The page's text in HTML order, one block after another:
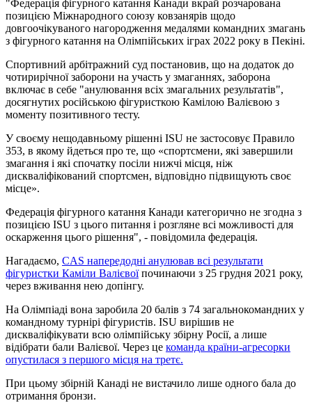
"Федерація фігурного катання Канади вкрай розчарована
позицією Міжнародного союзу ковзанярів щодо
довгоочікуваного нагородження медалями командних змагань
з фігурного катання на Олімпійських іграх 2022 року в Пекіні.
Спортивний арбітражний суд постановив, що на додаток до
чотирирічної заборони на участь у змаганнях, заборона
включає в себе "анулювання всіх змагальних результатів",
досягнутих російською фігуристкою Камілою Валієвою з
моменту позитивного тесту.
У своєму нещодавньому рішенні ISU не застосовує Правило
353, в якому йдеться про те, що «спортсмени, які завершили
змагання і які спочатку посіли нижчі місця, ніж
дискваліфікований спортсмен, відповідно підвищують своє
місце».
Федерація фігурного катання Канади категорично не згодна з
позицією ISU з цього питання і розгляне всі можливості для
оскарження цього рішення", - повідомила федерація.
Нагадаємо, CAS напередодні анулював всі результати
фігуристки Каміли Валієвоїпочинаючи з 25 грудня 2021 року,
через вживання нею допінгу.
На Олімпіаді вона заробила 20 балів з 74 загальнокомандних у
командному турнірі фігуристів. ISU вирішив не
дискваліфікувати всю олімпійську збірну Росії, а лише
відібрати бали Валієвої. Через це команда країни-агресорки
опустилася з першого місця на третє.
При цьому збірній Канаді не вистачило лише одного бала до
отримання бронзи.